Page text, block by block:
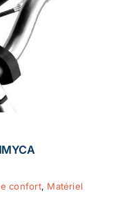
confort, Matériel